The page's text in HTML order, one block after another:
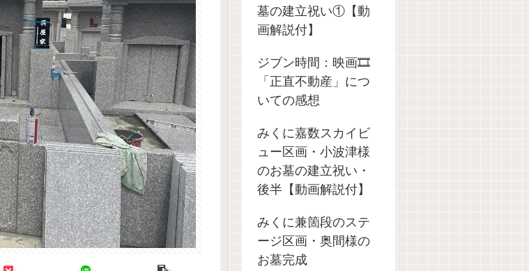
墓の建立祝い①【動
画解説付】
ジブン時間：映画🎞️
「正直不動産」につ
いての感想
みくに嘉数スカイビ
ュー区画・小波津様
のお墓の建立祝い・
後半【動画解説付】
みくに兼箇段のステ
ージ区画・奥間様の
お墓完成